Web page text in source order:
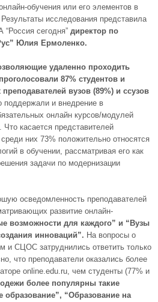
обучения или его элементов в
исследования представила
сегодня” директор по
Юлия Ермоленко.
удаленно проходить
87% студентов и
вузов (89%) и ссузов
поддержали и внедрение в
онлайн курсов/модулей
Что касается представителей
них 73% положительно относятся
в обучении, рассматривая его как
задачи по модернизации
осведомленность преподавателей
развитие онлайн-
возможности для каждого” и “Вузы
инноваций”. На вопросы о
и СЦОС затруднились ответить только
что преподаватели оказались более
online.edu.ru, чем студенты (77% и
более популярны такие
“Образование на